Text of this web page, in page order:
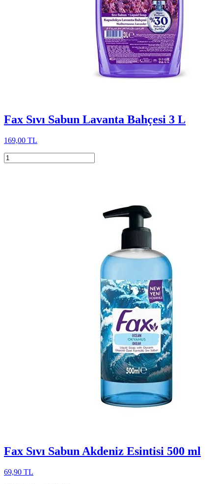
Fax Sıvı Sabun Lavanta Bahçesi 3 L
169,00 TL
Fax Sıvı Sabun Akdeniz Esintisi 500 ml
69,90 TL